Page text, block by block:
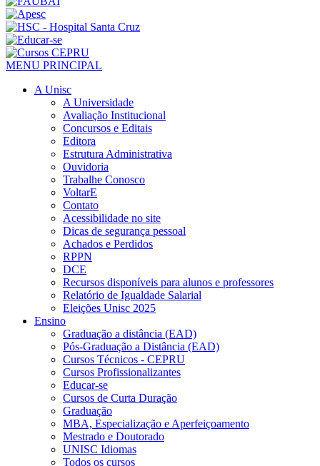
MENU PRINCIPAL
A Unisc
A Universidade
Avaliação Institucional
Concursos e Editais
Editora
Estrutura Administrativa
Ouvidoria
Trabalhe Conosco
VoltarE
Contato
Acessibilidade no site
Dicas de segurança pessoal
Achados e Perdidos
RPPN
DCE
Recursos disponíveis para alunos e professores
Relatório de Igualdade Salarial
Eleições Unisc 2025
Ensino
Graduação a distância (EAD)
Pós-Graduação a Distância (EAD)
Cursos Técnicos - CEPRU
Cursos Profissionalizantes
Educar-se
Cursos de Curta Duração
Graduação
MBA, Especialização e Aperfeiçoamento
Mestrado e Doutorado
UNISC Idiomas
Todos os cursos